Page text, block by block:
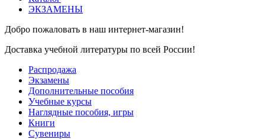
ЭКЗАМЕНЫ
Добро пожаловать в наш интернет-магазин!
Доставка учебной литературы по всей России!
Распродажа
Экзамены
Дополнительные пособия
Учебные курсы
Наглядные пособия, игры
Книги
Сувениры